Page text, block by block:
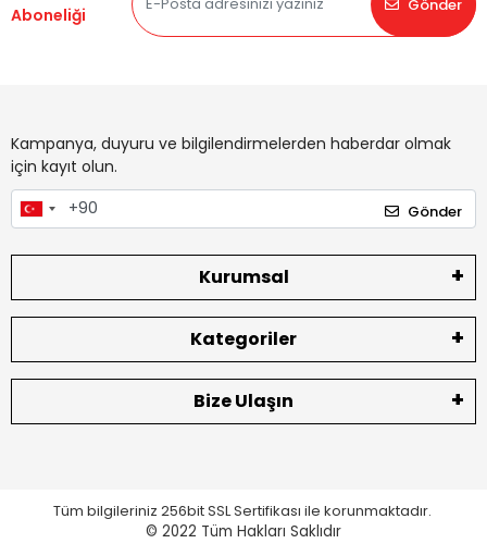
Aboneliği
Gönder
Kampanya, duyuru ve bilgilendirmelerden haberdar olmak
için kayıt olun.
Gönder
Kurumsal
Kategoriler
Bize Ulaşın
Tüm bilgileriniz 256bit SSL Sertifikası ile korunmaktadır.
© 2022 Tüm Hakları Saklıdır